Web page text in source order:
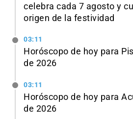
celebra cada 7 agosto y
origen de la festividad
03:11
Horóscopo de hoy para
de 2026
03:11
Horóscopo de hoy para
de 2026